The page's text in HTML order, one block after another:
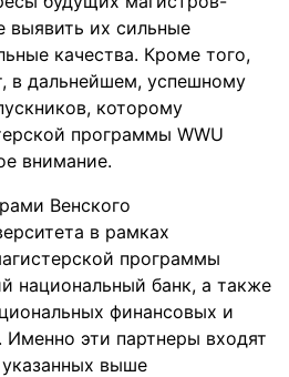
выявить их сильные
качества. Кроме того,
в дальнейшем, успешному
которому
программы WWU
внимание.
Венского
в рамках
программы
национальный банк, а также
финансовых и
эти партнеры входят
выше